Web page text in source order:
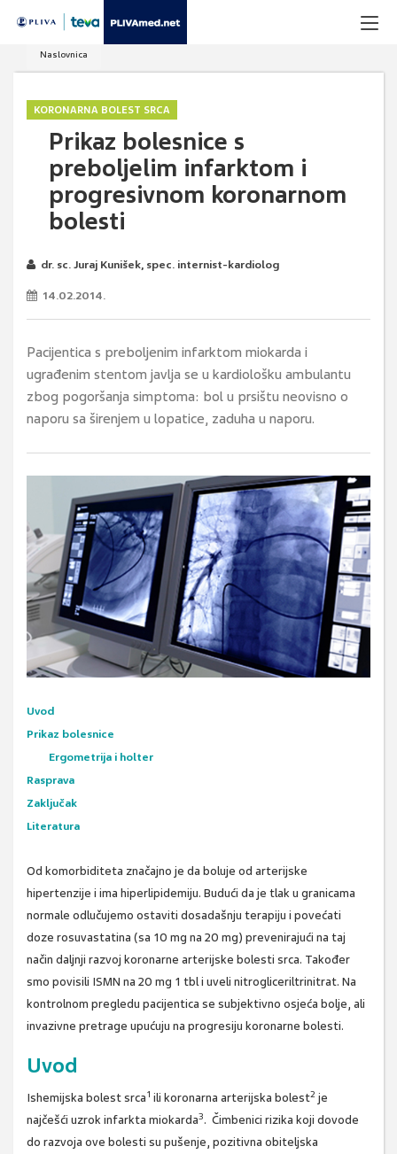
Naslovnica
KORONARNA BOLEST SRCA
Prikaz bolesnice s
preboljelim infarktom i
progresivnom koronarnom
bolesti
dr. sc. Juraj Kunišek, spec. internist-kardiolog
14.02.2014.
Pacijentica s preboljenim infarktom miokarda i
ugrađenim stentom javlja se u kardiološku ambulantu
zbog pogoršanja simptoma: bol u prsištu neovisno o
naporu sa širenjem u lopatice, zaduha u naporu.
Uvod
Prikaz bolesnice
Ergometrija i holter
Rasprava
Zaključak
Literatura
Od komorbiditeta značajno je da boluje od arterijske
hipertenzije i ima hiperlipidemiju. Budući da je tlak u granicama
normale odlučujemo ostaviti dosadašnju terapiju i povećati
doze rosuvastatina (sa 10 mg na 20 mg) prevenirajući na taj
način daljnji razvoj koronarne arterijske bolesti srca. Također
smo povisili ISMN na 20 mg 1 tbl i uveli nitrogliceriltrinitrat. Na
kontrolnom pregledu pacijentica se subjektivno osjeća bolje, ali
invazivne pretrage upućuju na progresiju koronarne bolesti.
Uvod
Ishemijska bolest srca1 ili koronarna arterijska bolest2 je
najčešći uzrok infarkta miokarda3. Čimbenici rizika koji dovode
do razvoja ove bolesti su pušenje, pozitivna obiteljska